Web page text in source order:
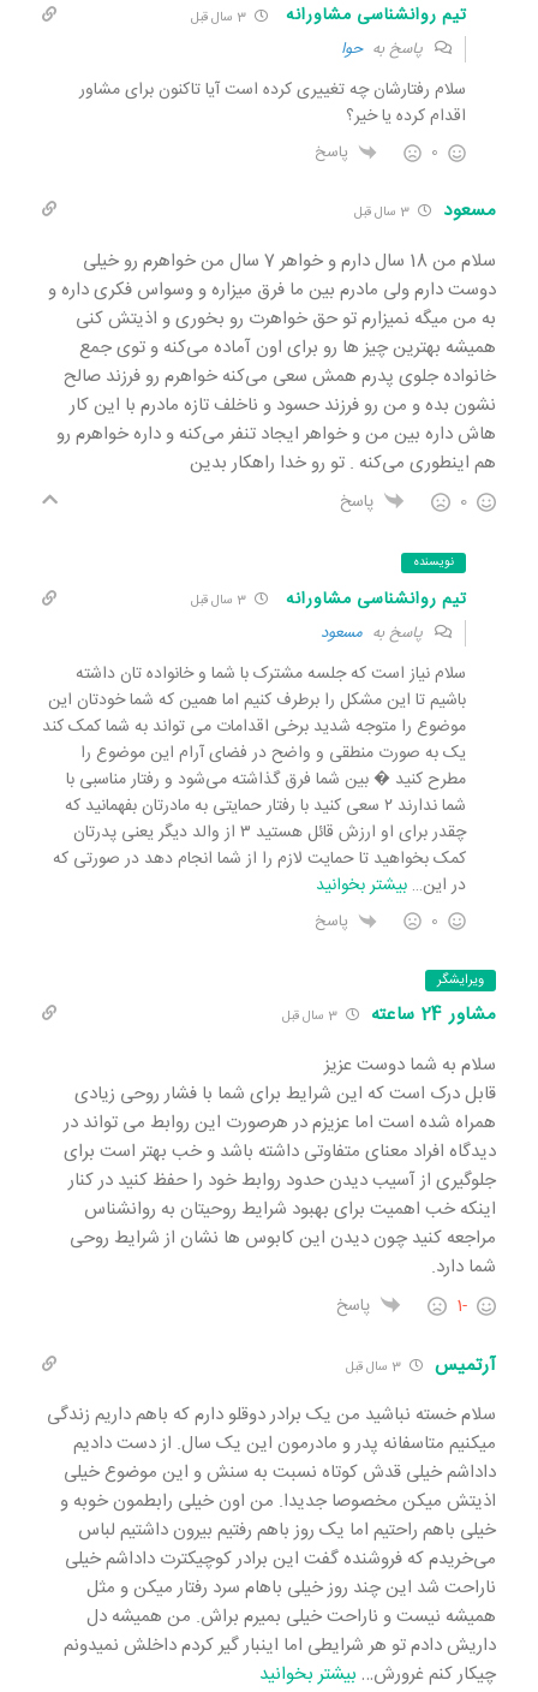
تیم روانشناسی مشاورانه
پاسخ بهحوا
سلام رفتارشان چه تغییری کرده است آیا تاکنون برای مشاور
اقدام کرده یا خیر؟
0 پاسخ
مسعود 3 سال قبل
سلام من 18 سال دارم و خواهر 7 سال من خواهرم رو خیلی
دوست دارم ولی مادرم بین ما فرق میزاره و وسواس فکری داره و
به من میگه نمیزارم تو حق خواهرت رو بخوری و اذیتش کنی
همیشه بهترین چیز ها رو برای اون آماده می‌کنه و توی جمع
خانواده جلوی پدرم همش سعی می‌کنه خواهرم رو فرزند صالح
نشون بده و من رو فرزند حسود و ناخلف تازه مادرم با این کار
هاش داره بین من و خواهر ایجاد تنفر می‌کنه و داره خواهرم رو
هم اینطوری می‌کنه . تو رو خدا راهکار بدین
0 پاسخ
نویسنده
تیم روانشناسی مشاورانه
پاسخ به مسعود
سلام نیاز است که جلسه مشترک با شما و خانواده تان داشته
باشیم تا این مشکل را برطرف کنیم اما همین که شما خودتان این
موضوع را متوجه شدید برخی اقدامات می تواند به شما کمک کند
یک به صورت منطقی و واضح در فضای آرام این موضوع را
مطرح کنید � بین شما فرق گذاشته می‌شود و رفتار مناسبی با
شما ندارند ۲ سعی کنید با رفتار حمایتی به مادرتان بفهمانید که
چقدر برای او ارزش قائل هستید ۳ از والد دیگر یعنی پدرتان
کمک بخواهید تا حمایت لازم را از شما انجام دهد در صورتی که
در این… بیشتر بخوانید
0 پاسخ
ویرایشگر
مشاور 24 ساعته 3 سال قبل
سلام به شما دوست عزیز
قابل درک است که این شرایط برای شما با فشار روحی زیادی
همراه شده است اما عزیزم در هرصورت این روابط می تواند در
دیدگاه افراد معنای متفاوتی داشته باشد و خب بهتر است برای
جلوگیری از آسیب دیدن حدود روابط خود را حفظ کنید در کنار
اینکه خب اهمیت برای بهبود شرایط روحیتان به روانشناس
مراجعه کنید چون دیدن این کابوس ها نشان از شرایط روحی
شما دارد.
-1 پاسخ
آرتمیس
سلام خسته نباشید من یک برادر دوقلو دارم که باهم داریم زندگی
میکنیم متاسفانه پدر و مادرمون این یک سال. از دست دادیم
داداشم خیلی قدش کوتاه نسبت به سنش و این موضوع خیلی
اذیتش میکن مخصوصا جدیدا. من اون خیلی رابطمون خوبه و
خیلی باهم راحتیم اما یک روز باهم رفتیم بیرون داشتیم لباس
می‌خریدم که فروشنده گفت این برادر کوچیکترت داداشم خیلی
ناراحت شد این چند روز خیلی باهام سرد رفتار میکن و مثل
همیشه نیست و ناراحت خیلی بمیرم براش. من همیشه دل‌‌
داریش‌‌ دادم تو هر شرایطی اما اینبار گیر کردم داخلش نمیدونم
چیکار کنم غرورش… بیشتر بخوانید